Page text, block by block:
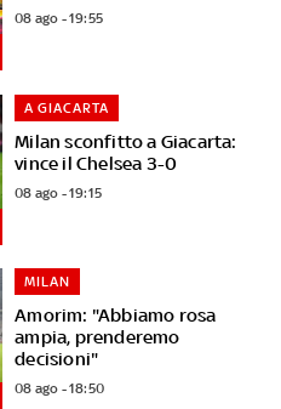
08 ago - 19:55
Milan sconfitto a Giacarta:
vince il Chelsea 3-0
A GIACARTA
08 ago - 19:15
Amorim: "Abbiamo rosa
ampia, prenderemo
decisioni"
MILAN
08 ago - 18:50